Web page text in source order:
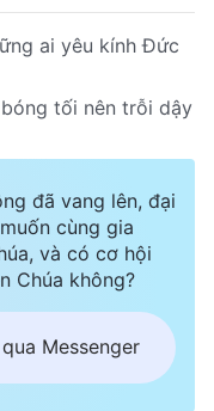
ai yêu kính Đức
tối nên trỗi dậy
đã vang lên, đại
cùng gia
và có cơ hội
Chúa không?
Messenger